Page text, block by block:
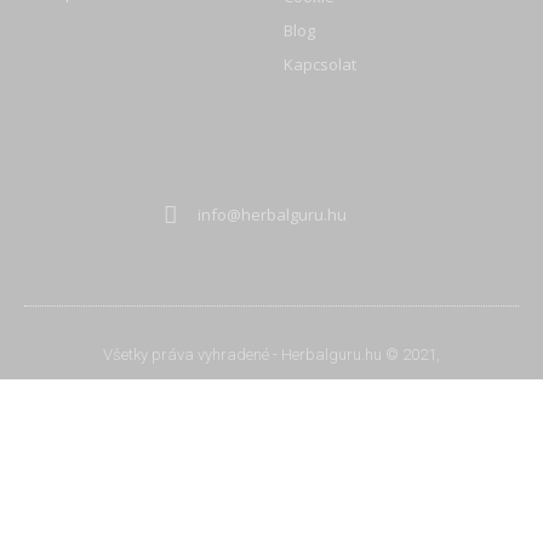
Blog
Kapcsolat
info@herbalguru.hu
Všetky práva vyhradené - Herbalguru.hu © 2021,